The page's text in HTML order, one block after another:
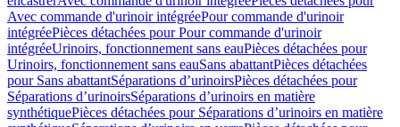
Avec commande d'urinoir intégréePour commande d'urinoir
intégréePièces détachées pour Pour commande d'urinoir
intégréeUrinoirs, fonctionnement sans eauPièces détachées pour
Urinoirs, fonctionnement sans eauSans abattantPièces détachées
pour Sans abattantSéparations d’urinoirsPièces détachées pour
Séparations d’urinoirsSéparations d’urinoirs en matière
synthétiquePièces détachées pour Séparations d’urinoirs en matière